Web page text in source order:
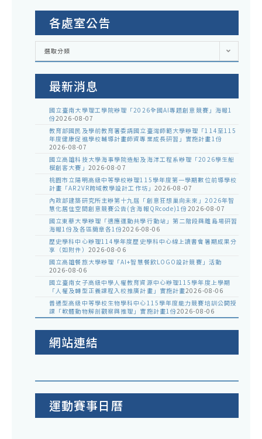
各處室公告
各
室
選取分類
最新消息
國立臺南大學理工學院辦理「2026全國AI專題創意競賽」海報1
份2026-08-07
教育部國民及學前教育署委請國立臺灣師範大學辦理「114至115
年度健康促進學校輔導計畫師資專業成長研習」實施計畫1份
2026-08-07
國立高雄科技大學海事學院造船及海洋工程系辦理「2026學生船
模創客大賽」 2026-08-07
桃園市立陽明高級中等學校辦理115學年度第一學期數位前導學校
計畫「AR2VR跨域教學設計工作坊」 2026-08-07
內政部建築研究所主辦第十九屆「創意狂想巢向未來」2026年智
慧化居住空間創意競賽公告(含海報QRcode)1份2026-08-07
國立東華大學辦理「適應運動共學行動站」第二階段與離島場研習
海報1份及各區簡章各1份2026-08-06
歷史學科中心辦理114學年度歷史學科中心線上讀書會暑期成果分
享（如附件） 2026-08-06
國立高雄餐旅大學辦理「AI+智慧餐飲LOGO設計競賽」活動
2026-08-06
國立臺南女子高級中學人權教育資源中心辦理115學年度上學期
「人權及轉型正義課程入校推廣計畫」實施計畫2026-08-06
普通型高級中等學校生物學科中心115學年度能力競賽培訓公開授
課「軟體動物解剖觀察與推理」實施計畫1份2026-08-06
網站連結
運動賽事日曆